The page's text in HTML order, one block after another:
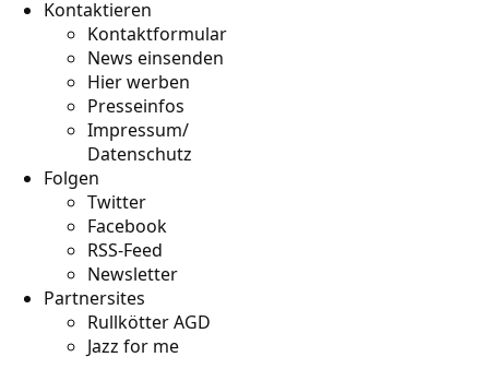
Kontaktieren
Kontaktformular
News einsenden
Hier werben
Presseinfos
Impressum/
Datenschutz
Folgen
Twitter
Facebook
RSS-Feed
Newsletter
Partnersites
Rullkötter AGD
Jazz for me